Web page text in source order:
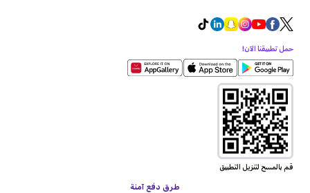
حمل تطبيقنا الآن!
قم بالمسح لتنزيل التطبيق
طرق دفع آمنة